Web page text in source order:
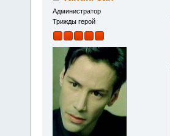
Администратор
Трижды герой